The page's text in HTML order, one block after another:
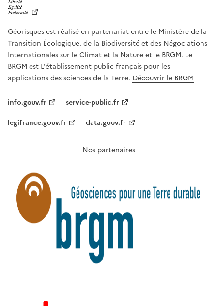
T
É
,
É
G
A
L
F
A
T
R
T
É
Géorisques est réalisé en partenariat entre le Ministère de la
Transition Écologique, de la Biodiversité et des Négociations
Internationales sur le Climat et la Nature et le BRGM. Le
BRGM est L'établissement public français pour les
applications des sciences de la Terre. Découvrir le BRGM
info.gouv.fr
service-public.fr
legifrance.gouv.fr
data.gouv.fr
Nos partenaires